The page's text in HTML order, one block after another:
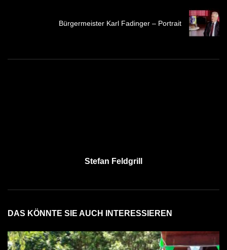
Bürgermeister Karl Fadinger – Portrait
Stefan Feldgrill
DAS KÖNNTE SIE AUCH INTERESSIEREN